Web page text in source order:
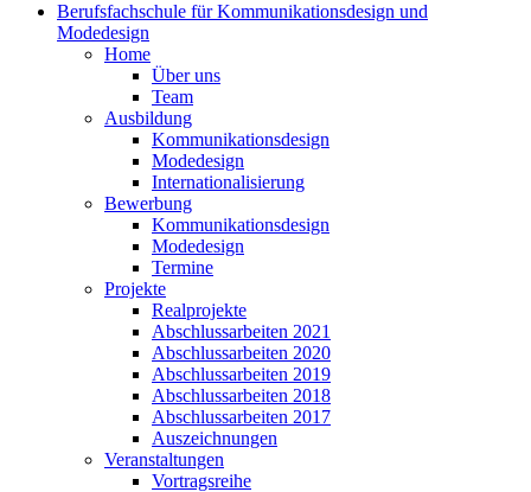
Berufsfachschule für Kommunikationsdesign und
Modedesign
Home
Über uns
Team
Ausbildung
Kommunikationsdesign
Modedesign
Internationalisierung
Bewerbung
Kommunikationsdesign
Modedesign
Termine
Projekte
Realprojekte
Abschlussarbeiten 2021
Abschlussarbeiten 2020
Abschlussarbeiten 2019
Abschlussarbeiten 2018
Abschlussarbeiten 2017
Auszeichnungen
Veranstaltungen
Vortragsreihe